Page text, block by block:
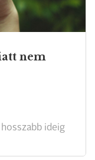
nem
ideig